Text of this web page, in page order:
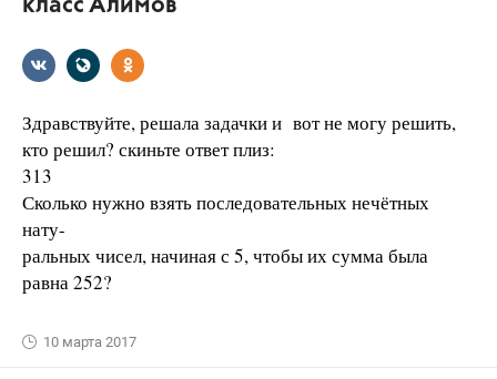
класс Алимов
Здравствуйте, решала задачки и вот не могу решить,
кто решил? скиньте ответ плиз:
313
Сколько нужно взять последовательных нечётных
нату-
ральных чисел, начиная с 5, чтобы их сумма была
равна 252?
10 марта 2017